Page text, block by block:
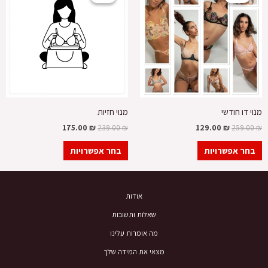
מנוי דו חודשי
259.00₪
259.00 ₪.
129.00 ₪
129.00 ₪.
בחר אפשרויות
יש
מספר
סוגים.
ניתן
לבחור
את
האפשרויות
מנוי חזיות
239.00₪
239.00 ₪.
175.00 ₪
175.00 ₪.
בחר אפשרויות
יש
מספר
סוגים.
ניתן
לבחור
אודות
שאלות ותשובות
מה אומרות עלינו
מצאי את המידה שלך